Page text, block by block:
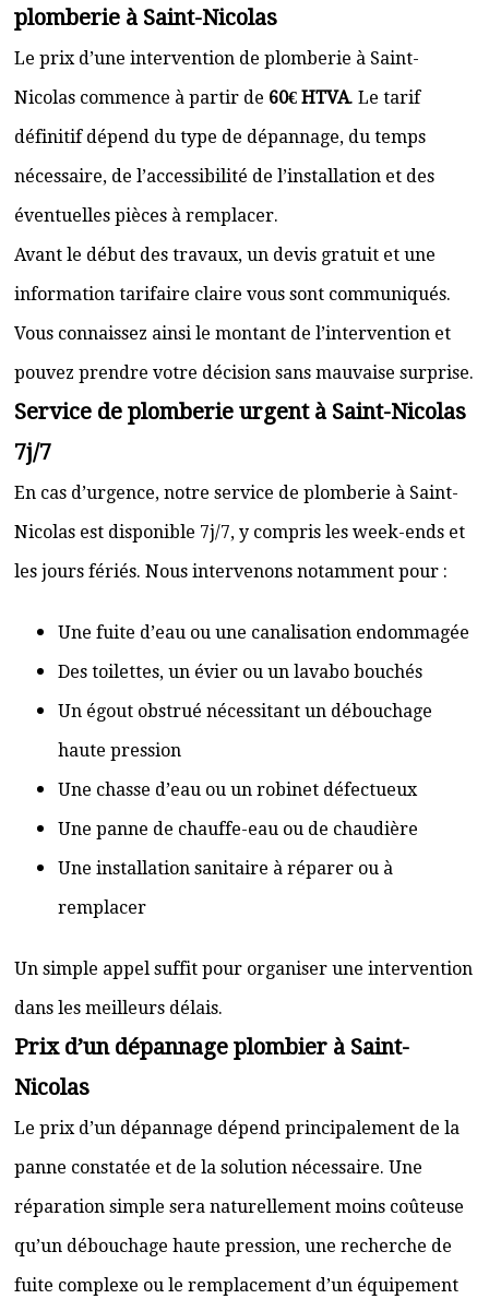
plomberie à Saint-Nicolas
Le prix d’une intervention de plomberie à Saint-
Nicolas commence à partir de 60€ HTVA. Le tarif
définitif dépend du type de dépannage, du temps
nécessaire, de l’accessibilité de l’installation et des
éventuelles pièces à remplacer.
Avant le début des travaux, un devis gratuit et une
information tarifaire claire vous sont communiqués.
Vous connaissez ainsi le montant de l’intervention et
pouvez prendre votre décision sans mauvaise surprise.
Service de plomberie urgent à Saint-Nicolas
7j/7
En cas d’urgence, notre service de plomberie à Saint-
Nicolas est disponible 7j/7, y compris les week-ends et
les jours fériés. Nous intervenons notamment pour :
Une fuite d’eau ou une canalisation endommagée
Des toilettes, un évier ou un lavabo bouchés
Un égout obstrué nécessitant un débouchage
haute pression
Une chasse d’eau ou un robinet défectueux
Une panne de chauffe-eau ou de chaudière
Une installation sanitaire à réparer ou à
remplacer
Un simple appel suffit pour organiser une intervention
dans les meilleurs délais.
Prix d’un dépannage plombier à Saint-
Nicolas
Le prix d’un dépannage dépend principalement de la
panne constatée et de la solution nécessaire. Une
réparation simple sera naturellement moins coûteuse
qu’un débouchage haute pression, une recherche de
fuite complexe ou le remplacement d’un équipement